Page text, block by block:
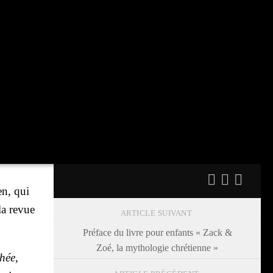
qui
revue
ARTICLE SUIVANT
Préface du livre pour enfants « Zack &
Zoé, la mythologie chrétienne »